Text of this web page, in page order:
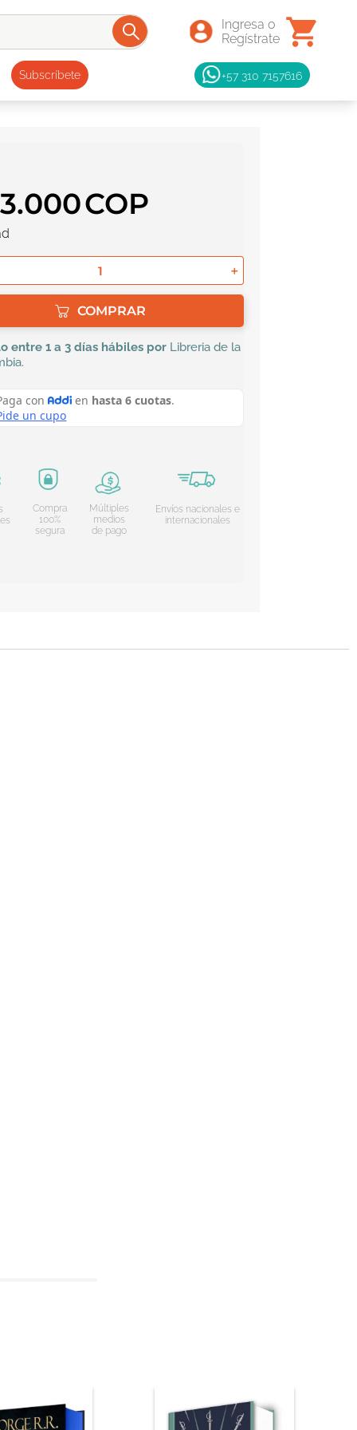
Subscríbete +57 310 7157616
.000
＋
COMPRAR
entre 1 a 3 días hábiles por Libreria de la
.
Compra
100%
segura
Múltiples
medios
de pago
Envíos nacionales e
internacionales